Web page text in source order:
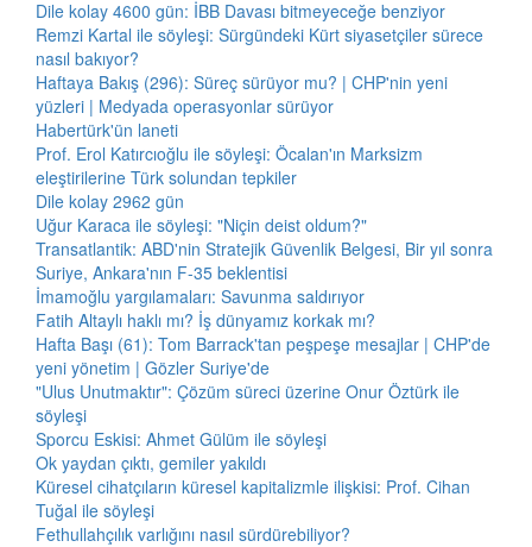
Dile kolay 4600 gün: İBB Davası bitmeyeceğe benziyor
Remzi Kartal ile söyleşi: Sürgündeki Kürt siyasetçiler sürece
nasıl bakıyor?
Haftaya Bakış (296): Süreç sürüyor mu? | CHP'nin yeni
yüzleri | Medyada operasyonlar sürüyor
Habertürk'ün laneti
Prof. Erol Katırcıoğlu ile söyleşi: Öcalan'ın Marksizm
eleştirilerine Türk solundan tepkiler
Dile kolay 2962 gün
Uğur Karaca ile söyleşi: "Niçin deist oldum?"
Transatlantik: ABD'nin Stratejik Güvenlik Belgesi, Bir yıl sonra
Suriye, Ankara'nın F-35 beklentisi
İmamoğlu yargılamaları: Savunma saldırıyor
Fatih Altaylı haklı mı? İş dünyamız korkak mı?
Hafta Başı (61): Tom Barrack'tan peşpeşe mesajlar | CHP'de
yeni yönetim | Gözler Suriye'de
"Ulus Unutmaktır": Çözüm süreci üzerine Onur Öztürk ile
söyleşi
Sporcu Eskisi: Ahmet Gülüm ile söyleşi
Ok yaydan çıktı, gemiler yakıldı
Küresel cihatçıların küresel kapitalizmle ilişkisi: Prof. Cihan
Tuğal ile söyleşi
Fethullahçılık varlığını nasıl sürdürebiliyor?